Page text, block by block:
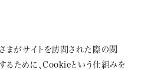
まがサイトを訪問された際の閲
るために、Cookieという仕組みを